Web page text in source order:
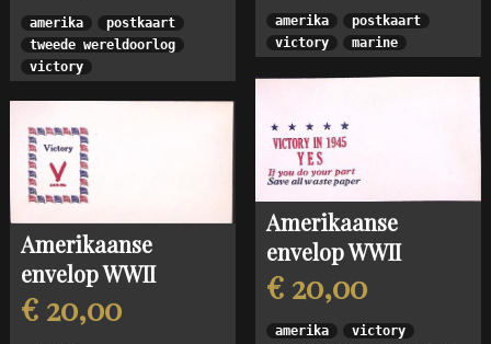
amerika
postkaart
tweede wereldoorlog
victory
amerika
postkaart
victory
marine
Amerikaanse
envelop WWII
€ 20,00
amerika
victory
Amerikaanse
envelop WWII
€ 20,00